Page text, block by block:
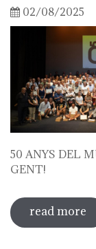
02/08/2025
50 ANYS DEL
GENT!
read more